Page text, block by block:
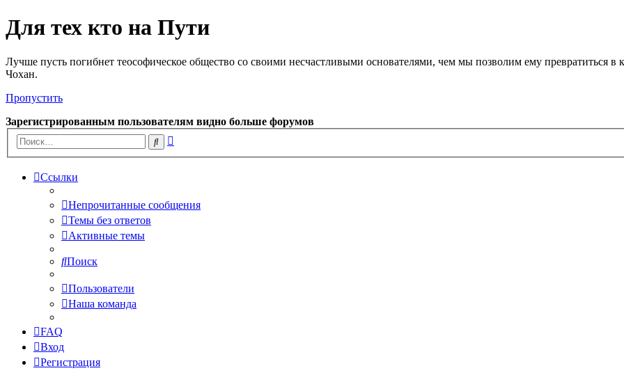
Для тех кто на Пути
Лучше пусть погибнет теософическое общество со своими несчастливыми основателями, чем мы позволим ему превратиться
Чохан.
Пропустить
Зарегистрированным пользователям видно больше форумов
Поиск
Ссылки
Непрочитанные сообщения
Темы без ответов
Активные темы
Поиск
Пользователи
Наша команда
FAQ
Вход
Регистрация